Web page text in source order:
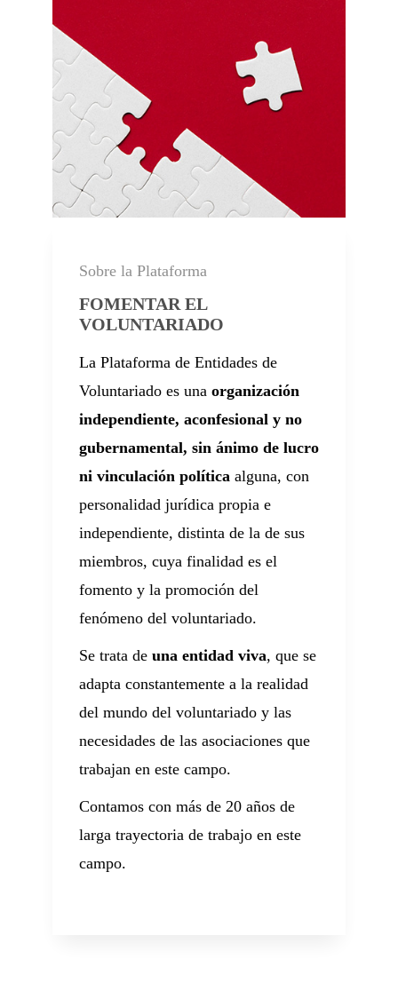
Sobre la Plataforma
FOMENTAR EL
VOLUNTARIADO
La Plataforma de Entidades de
Voluntariado es una organización
independiente, aconfesional y no
gubernamental, sin ánimo de lucro
ni vinculación política alguna, con
personalidad jurídica propia e
independiente, distinta de la de sus
miembros, cuya finalidad es el
fomento y la promoción del
fenómeno del voluntariado.
Se trata de una entidad viva, que se
adapta constantemente a la realidad
del mundo del voluntariado y las
necesidades de las asociaciones que
trabajan en este campo.
Contamos con más de 20 años de
larga trayectoria de trabajo en este
campo.